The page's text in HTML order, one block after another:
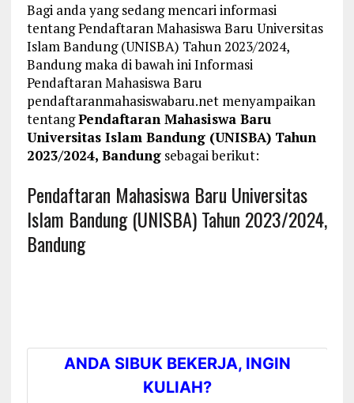
Bagi anda yang sedang mencari informasi
tentang Pendaftaran Mahasiswa Baru Universitas
Islam Bandung (UNISBA) Tahun 2023/2024,
Bandung maka di bawah ini Informasi
Pendaftaran Mahasiswa Baru
pendaftaranmahasiswabaru.net menyampaikan
tentangPendaftaran Mahasiswa Baru
Universitas Islam Bandung (UNISBA) Tahun
2023/2024, Bandungsebagai berikut:
Pendaftaran Mahasiswa Baru Universitas
Islam Bandung (UNISBA) Tahun 2023/2024,
Bandung